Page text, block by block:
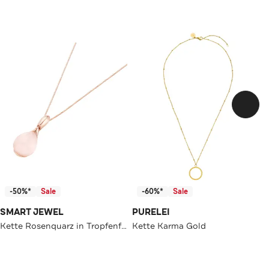
-50%* Sale
SMART JEWEL
Kette Rosenquarz in Tropfenform Rosé vergoldet
-60%* Sale
PURELEI
Kette Karma Gold